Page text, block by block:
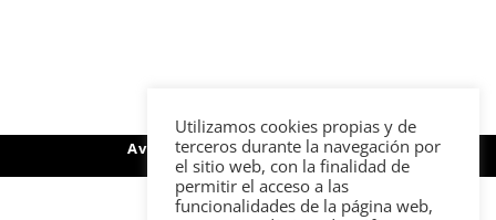
Aviso legal Política de privacidad
Política de cookies Contacto
Utilizamos cookies propias y de
terceros durante la navegación por
el sitio web, con la finalidad de
permitir el acceso a las
funcionalidades de la página web,